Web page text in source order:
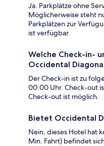
Ja. Parkplätze ohne
Möglicherweise steht
Parkplätzen zur
ist verfügbar.
Welche Check-in-
Occidental
Der Check-in ist zu
00:00 Uhr. Check-out
Check-out ist möglich.
Bietet Occidental
Nein, dieses Hotel hat
Min. Fahrt) befindet